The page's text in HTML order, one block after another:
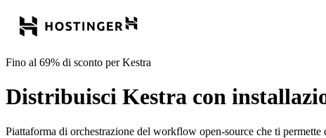
Fino al 69% di sconto per Kestra
Distribuisci Kestra con
Piattaforma di orchestrazione del workflow open-source che ti